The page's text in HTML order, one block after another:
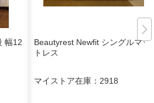
幅12
Beautyrest Newfit シングルマッ
トレス
マイストア在庫： 2918